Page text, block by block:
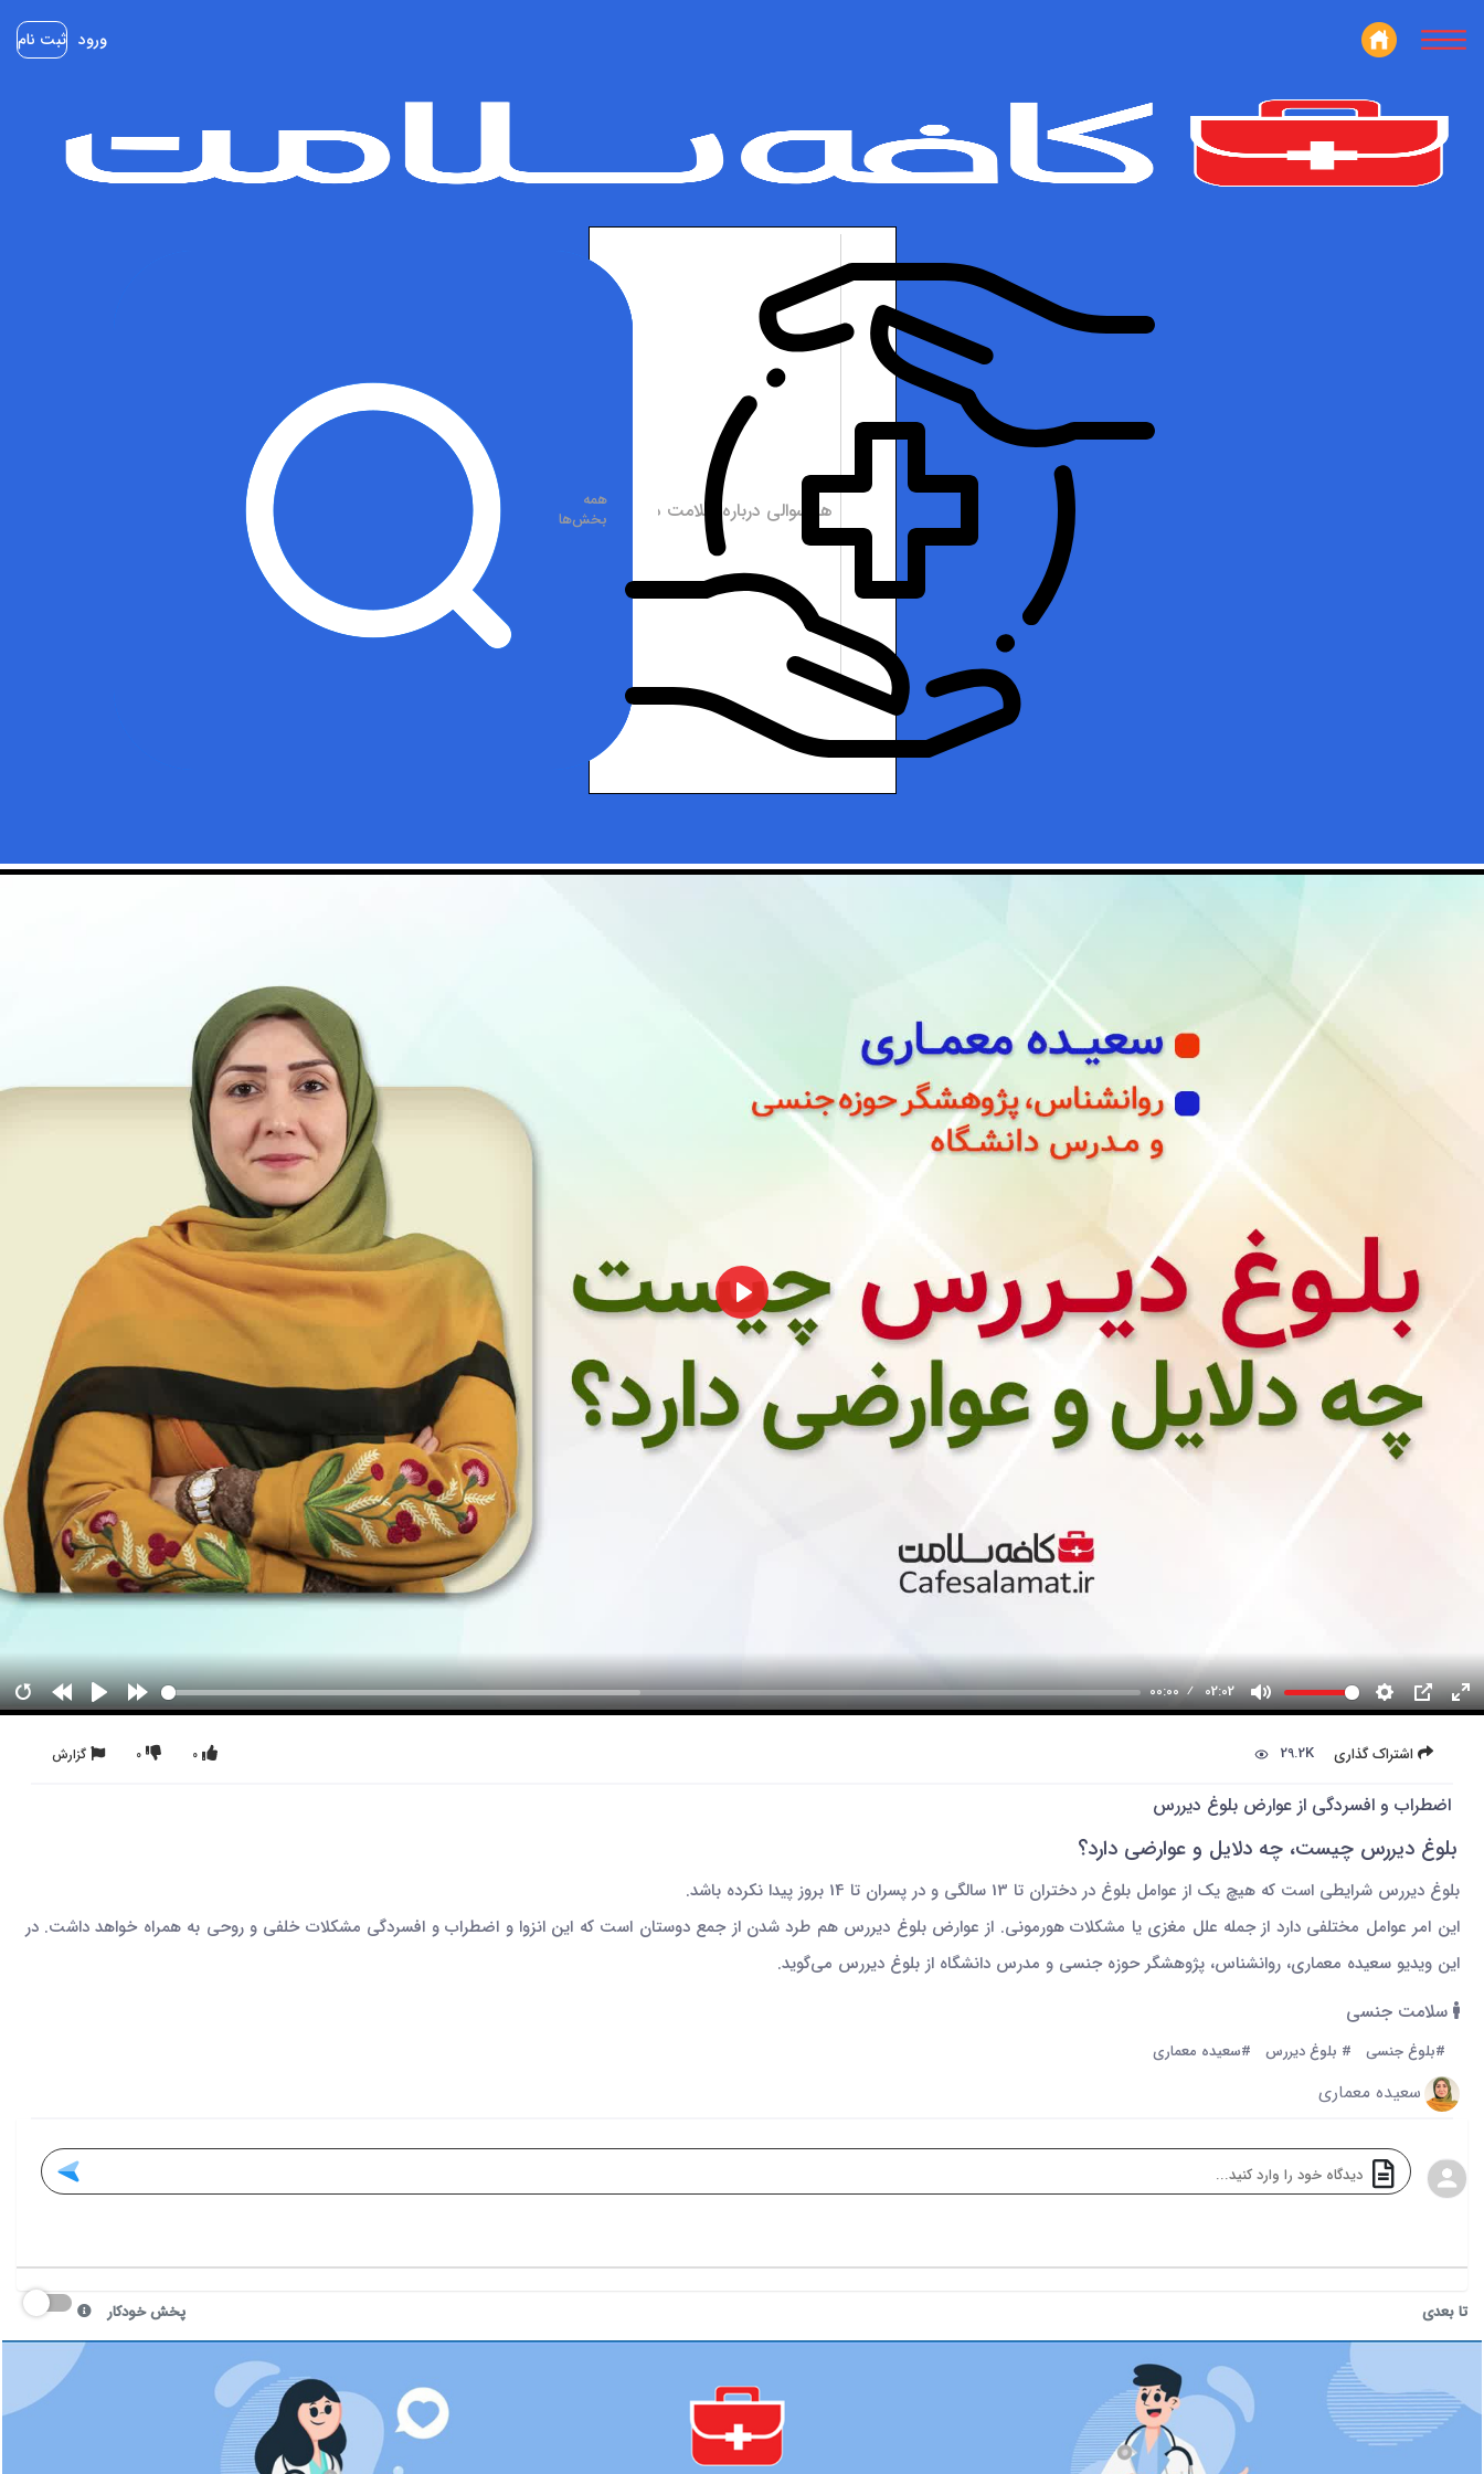
ورود ثبت نام
همه
بخش‌ها
00:00 02:02
اشتراک گذاری 29.2K گزارش 0 0
اضطراب و افسردگی از عوارض بلوغ دیررس
بلوغ دیررس چیست، چه دلایل و عوارضی دارد؟
بلوغ دیررس شرایطی است که هیچ یک از عوامل بلوغ در دختران تا 13 سالگی و در پسران تا 14 بروز پیدا نکرده باشد.
این امر عوامل مختلفی دارد از جمله علل مغزی یا مشکلات هورمونی. از عوارض بلوغ دیررس هم طرد شدن از جمع دوستان است که این انزوا و اضطراب و افسردگی مشکلات خلفی و روحی به همراه خواهد داشت. در
این ویدیو سعیده معماری، روانشناس، پژوهشگر حوزه جنسی و مدرس دانشگاه از بلوغ دیررس می‌گوید.
سلامت جنسی
#بلوغ جنسی # بلوغ دیررس #سعیده معماری
سعیده معماری
تا بعدی پخش خودکار